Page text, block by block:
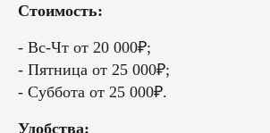
Стоимость:
- Вс-Чт от 20 000₽;
- Пятница от 25 000₽;
- Суббота от 25 000₽.
Удобства: